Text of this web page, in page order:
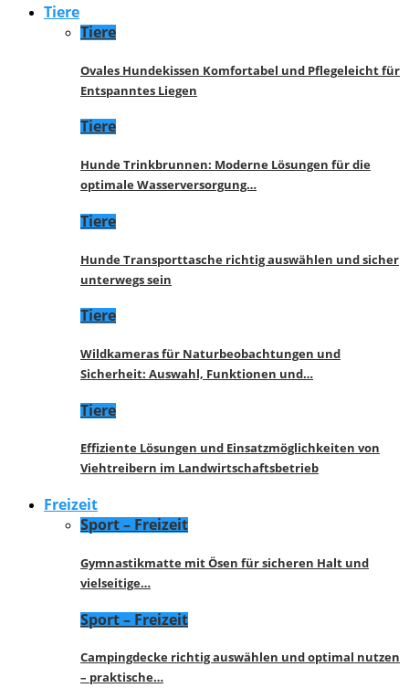
Tiere
Tiere
Ovales Hundekissen Komfortabel und Pflegeleicht für
Entspanntes Liegen
Tiere
Hunde Trinkbrunnen: Moderne Lösungen für die
optimale Wasserversorgung…
Tiere
Hunde Transporttasche richtig auswählen und sicher
unterwegs sein
Tiere
Wildkameras für Naturbeobachtungen und
Sicherheit: Auswahl, Funktionen und…
Tiere
Effiziente Lösungen und Einsatzmöglichkeiten von
Viehtreibern im Landwirtschaftsbetrieb
Freizeit
Sport – Freizeit
Gymnastikmatte mit Ösen für sicheren Halt und
vielseitige…
Sport – Freizeit
Campingdecke richtig auswählen und optimal nutzen
– praktische…